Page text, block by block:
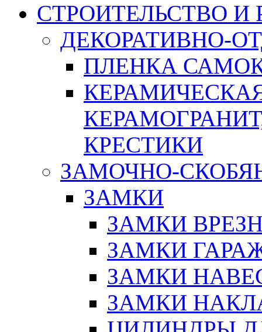
СТРОИТЕЛЬСТВО И
ДЕКОРАТИВНО-
ПЛЕНКА
КРЕСТИКИ
ЗАМОЧНО-
ЗАМКИ
ЗАМКИ
ЗАМКИ
ЗАМКИ
ЗАМКИ